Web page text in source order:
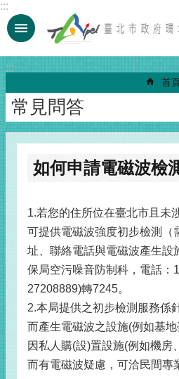
跳到主要內容區塊
:::
:::
首
常見問答
如何申請電磁波檢
1.若您的住所位在臺北市且未
可提供電磁波強度初步檢測（
址、聯絡電話與電磁波產生設
保局空污噪音防制科，電話：
27208889)轉7245。
2.本局提供之初步檢測服務係
而產生電磁波之設施(例如基
因私人購(設)置設施(例如機
而有電磁波疑慮，可洽民間專